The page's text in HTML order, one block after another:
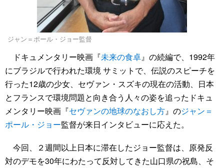
ジャン＝ポール・ジョー監督
ドキュメンタリー映画『未来の食卓』の続編で、1992年
にブラジルで行われた環境 サミットで、伝説のスピーチを
行った12歳の少女、セヴァン・スズキの現在の活動、日本
とフランスで環境問題と向き合う人々の姿を追ったドキュ
メンタリー映画『セヴァンの地球のなおし方』のジャン＝
ポール・ジョー監督が来日インタビューに応えた。
今回、２週間以上日本に滞在したジョー監督は、原発反
対のデモを30年にわたって反対してきた山口県の祝島、そ